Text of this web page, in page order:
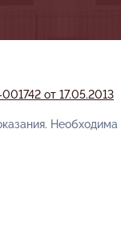
от 17.05.2013
Необходима